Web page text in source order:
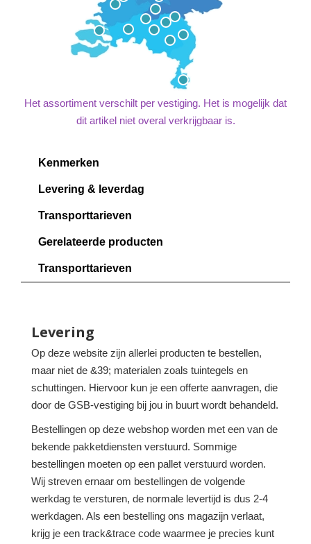
Het assortiment verschilt per vestiging. Het is mogelijk dat
dit artikel niet overal verkrijgbaar is.
Kenmerken
Levering & leverdag
Transporttarieven
Gerelateerde producten
Transporttarieven
Levering
Op deze website zijn allerlei producten te bestellen,
maar niet de &39; materialen zoals tuintegels en
schuttingen. Hiervoor kun je een offerte aanvragen, die
door de GSB-vestiging bij jou in buurt wordt behandeld.
Bestellingen op deze webshop worden met een van de
bekende pakketdiensten verstuurd. Sommige
bestellingen moeten op een pallet verstuurd worden.
Wij streven ernaar om bestellingen de volgende
werkdag te versturen, de normale levertijd is dus 2-4
werkdagen. Als een bestelling ons magazijn verlaat,
krijg je een track&trace code waarmee je precies kunt